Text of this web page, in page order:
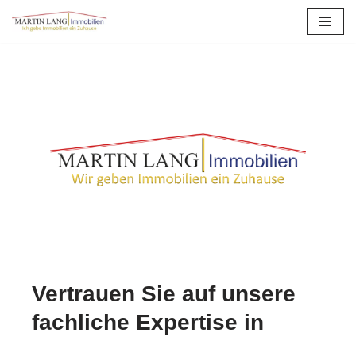
Vertrauen Sie auf unsere
fachliche Expertise in